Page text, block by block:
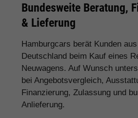
Bundesweite Beratung,
& Lieferung
Hamburgcars berät Kunden
Deutschland beim Kauf eines
Neuwagens. Auf Wunsch
bei Angebotsvergleich,
Finanzierung, Zulassung und
Anlieferung.